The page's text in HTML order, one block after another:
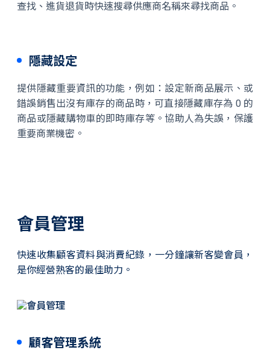
查找、進貨退貨時快速搜尋供應商名稱來尋找商品。
隱藏設定
提供隱藏重要資訊的功能，例如：設定新商品展示、或
錯誤銷售出沒有庫存的商品時，可直接隱藏庫存為 0 的
商品或隱藏購物車的即時庫存等。協助人為失誤，保護
重要商業機密。
會員管理
快速收集顧客資料與消費紀錄，一分鐘讓新客變會員，
是你經營熟客的最佳助力。
顧客管理系統